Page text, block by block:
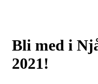
Bli med i
2021!